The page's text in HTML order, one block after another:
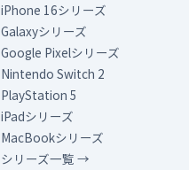
iPhone 16シリーズ
Galaxyシリーズ
Google Pixelシリーズ
Nintendo Switch 2
PlayStation 5
iPadシリーズ
MacBookシリーズ
シリーズ一覧 →